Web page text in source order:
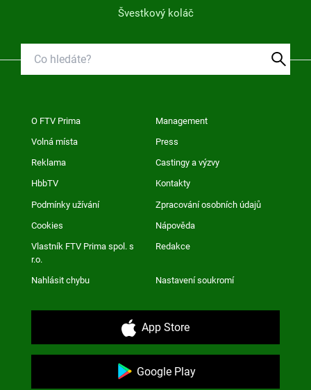
Švestkový koláč
O FTV Prima Management
Volná místa Press
Reklama Castingy a výzvy
HbbTV Kontakty
Podmínky užívání Zpracování osobních údajů
Cookies Nápověda
Vlastník FTV Prima spol. s
r.o.
Redakce
Nahlásit chybu Nastavení soukromí
App Store
Google Play